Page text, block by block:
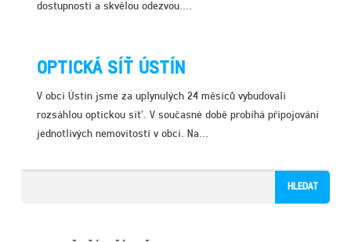
MOBILNÍ INTERNET
dostupností a skvělou odezvou.…
OPTICKÁ SÍŤ ÚSTÍN
V obci Ústín jsme za uplynulých 24 měsíců vybudovali
rozsáhlou optickou síť. V současné době probíhá připojování
jednotlivých nemovitostí v obci. Na…